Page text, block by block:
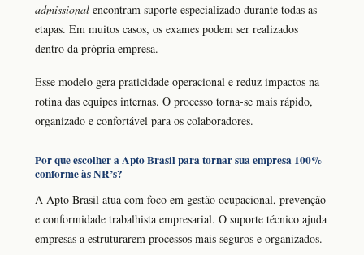
admissional encontram suporte especializado durante todas as
etapas. Em muitos casos, os exames podem ser realizados
dentro da própria empresa.
Esse modelo gera praticidade operacional e reduz impactos na
rotina das equipes internas. O processo torna-se mais rápido,
organizado e confortável para os colaboradores.
Por que escolher a Apto Brasil para tornar sua empresa 100%
conforme às NR’s?
A Apto Brasil atua com foco em gestão ocupacional, prevenção
e conformidade trabalhista empresarial. O suporte técnico ajuda
empresas a estruturarem processos mais seguros e organizados.